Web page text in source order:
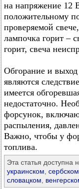
на напряжение 12
положительному
проверяемой
лампочка горит –
горит, свеча
Обгорание и выход
являются
имеется
недостаточно.
форсунок,
распыления,
Важно, чтобы у
топлива.
Эта статья доступна
украинском сербском
словацком